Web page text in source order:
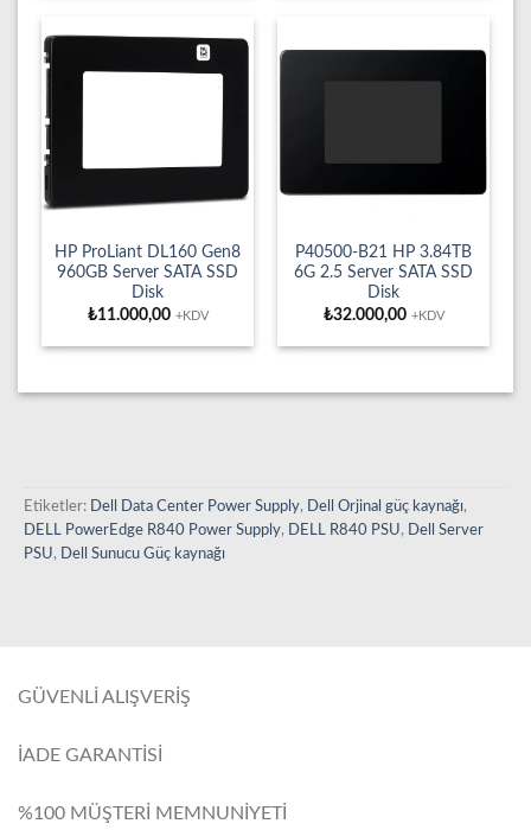
HP ProLiant DL160 Gen8
960GB Server SATA SSD
Disk
₺11.000,00 +KDV
P40500-B21 HP 3.84TB
6G 2.5 Server SATA SSD
Disk
₺32.000,00 +KDV
Etiketler: Dell Data Center Power Supply, Dell Orjinal güç kaynağı,
DELL PowerEdge R840 Power Supply, DELL R840 PSU,
Dell Server
PSU, Dell Sunucu Güç kaynağı
GÜVENLİ ALIŞVERİŞ
İADE GARANTİSİ
%100 MÜŞTERİ MEMNUNİYETİ